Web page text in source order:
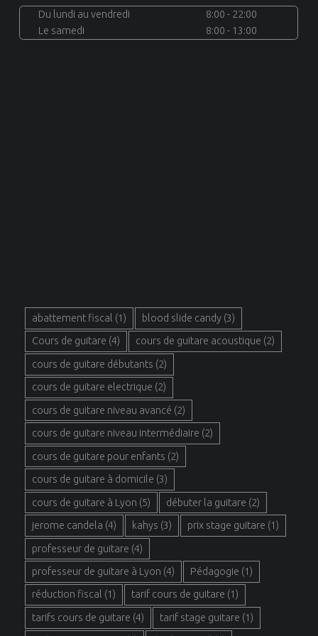
Du lundi au vendredi
8:00 - 22:00
Le samedi
8:00 - 13:00
abattement fiscal (1) blood slide candy(3)
Cours de guitare (4) cours de guitare acoustique (2)
cours de guitare débutants (2)
cours de guitare electrique (2)
cours de guitare niveau avancé (2)
cours de guitare niveau intermédiaire (2)
cours de guitare pour enfants (2)
cours de guitare à domicile (3)
cours de guitare à Lyon (5) débuter la guitare (2)
jerome candela (4) kahys (3) prix stage guitare (1)
professeur de guitare (4)
professeur de guitare à Lyon (4) Pédagogie (1)
réduction fiscal (1) tarif cours de guitare (1)
tarifs cours de guitare (4) tarif stage guitare (1)